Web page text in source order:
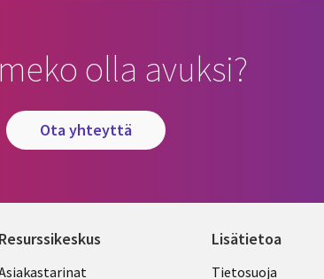
olla avuksi?
ota yhteyttä
Resurssikeskus Lisätietoa
Tietosuoja